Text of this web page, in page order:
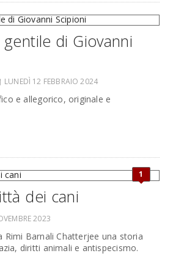
di Giovanni
LUNEDÌ 12 FEBBRAIO 2024
e allegorico, originale e
1
dei cani
2023
Rimi Barnali Chatterjee una storia
diritti animali e antispecismo.